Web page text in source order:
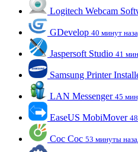
Logitech Webcam
GDevelop 40 минут
Jaspersoft Studio 41
Samsung Printer
LAN Messenger 45
EaseUS MobiMover
Coc Coc 53 минуты